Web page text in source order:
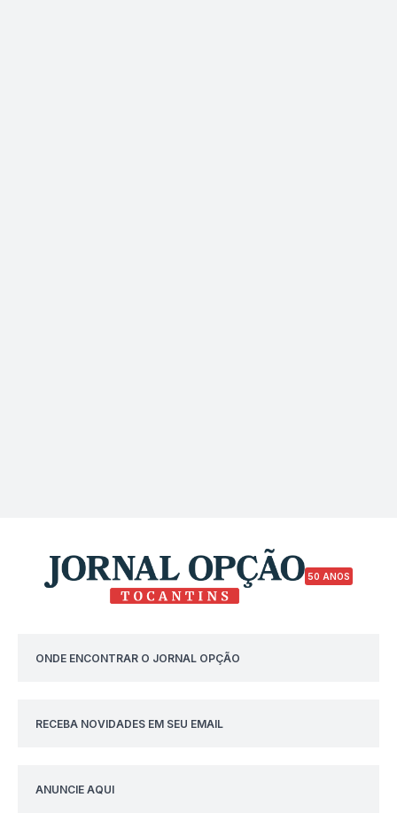
50 ANOS
ONDE ENCONTRAR O JORNAL OPÇÃO
RECEBA NOVIDADES EM SEU EMAIL
ANUNCIE AQUI